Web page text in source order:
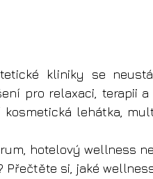
kliniky se
pro relaxaci, terapii a
lehátka,
hotelový wellness
Přečtěte si, jaké